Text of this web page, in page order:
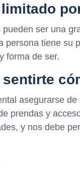
ser una
persona tiene su
forma de ser.
asegurarse
prendas y
y nos debe